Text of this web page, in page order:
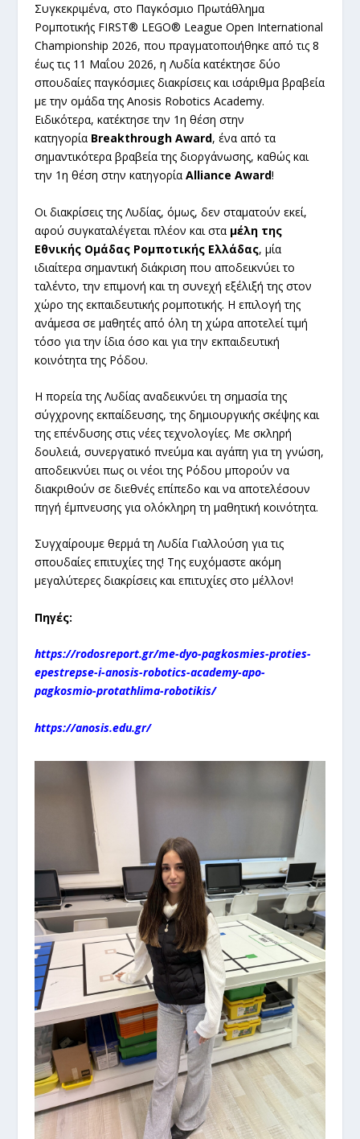
Συγκεκριμένα, στο Παγκόσμιο Πρωτάθλημα
Ρομποτικής FIRST® LEGO® League Open International
Championship 2026, που πραγματοποιήθηκε από τις 8
έως τις 11 Μαΐου 2026, η Λυδία κατέκτησε δύο
σπουδαίες παγκόσμιες διακρίσεις και ισάριθμα βραβεία
με την ομάδα της Anosis Robotics Academy.
Ειδικότερα, κατέκτησε την 1η θέση στην
κατηγορία Breakthrough Award, ένα από τα
σημαντικότερα βραβεία της διοργάνωσης, καθώς και
την 1η θέση στην κατηγορία Alliance Award!
Οι διακρίσεις της Λυδίας, όμως, δεν σταματούν εκεί,
αφού συγκαταλέγεται πλέον και στα μέλη της
Εθνικής Ομάδας Ρομποτικής Ελλάδας, μία
ιδιαίτερα σημαντική διάκριση που αποδεικνύει το
ταλέντο, την επιμονή και τη συνεχή εξέλιξή της στον
χώρο της εκπαιδευτικής ρομποτικής. Η επιλογή της
ανάμεσα σε μαθητές από όλη τη χώρα αποτελεί τιμή
τόσο για την ίδια όσο και για την εκπαιδευτική
κοινότητα της Ρόδου.
Η πορεία της Λυδίας αναδεικνύει τη σημασία της
σύγχρονης εκπαίδευσης, της δημιουργικής σκέψης και
της επένδυσης στις νέες τεχνολογίες. Με σκληρή
δουλειά, συνεργατικό πνεύμα και αγάπη για τη γνώση,
αποδεικνύει πως οι νέοι της Ρόδου μπορούν να
διακριθούν σε διεθνές επίπεδο και να αποτελέσουν
πηγή έμπνευσης για ολόκληρη τη μαθητική κοινότητα.
Συγχαίρουμε θερμά τη Λυδία Γιαλλούση για τις
σπουδαίες επιτυχίες της! Της ευχόμαστε ακόμη
μεγαλύτερες διακρίσεις και επιτυχίες στο μέλλον!
Πηγές:
https://rodosreport.gr/me-dyo-pagkosmies-proties-
epestrepse-i-anosis-robotics-academy-apo-
pagkosmio-protathlima-robotikis/
https://anosis.edu.gr/